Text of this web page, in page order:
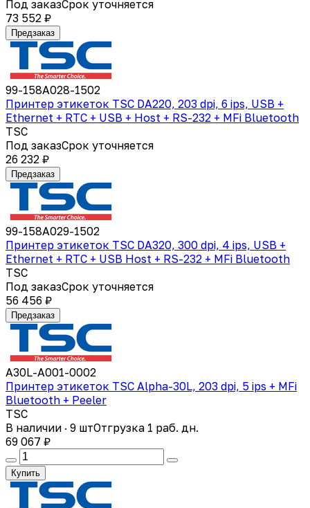
Под заказСрок уточняется
73 552 ₽
Предзаказ
99-158A028-1502
Принтер этикеток TSC DA220, 203 dpi, 6 ips, USB +
Ethernet + RTC + USB + Host + RS-232 + MFi Bluetooth
TSC
Под заказСрок уточняется
26 232 ₽
Предзаказ
99-158A029-1502
Принтер этикеток TSC DA320, 300 dpi, 4 ips, USB +
Ethernet + RTC + USB Host + RS-232 + MFi Bluetooth
TSC
Под заказСрок уточняется
56 456 ₽
Предзаказ
A30L-A001-0002
Принтер этикеток TSC Alpha-30L, 203 dpi, 5 ips + MFi
Bluetooth + Peeler
TSC
В наличии · 9 штОтгрузка 1 раб. дн.
69 067 ₽
Купить